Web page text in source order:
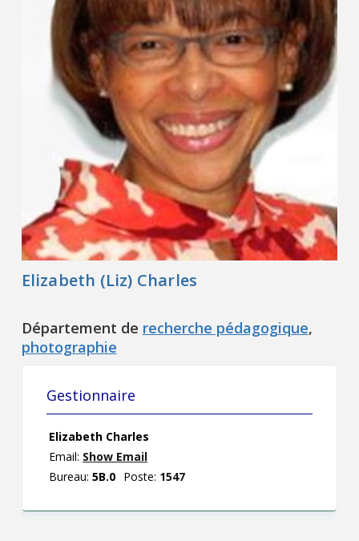
Elizabeth (Liz) Charles
Département de recherche pédagogique,
photographie
Gestionnaire
Elizabeth Charles
Email: Show Email
Bureau: 5B.0 Poste: 1547
Outils
Liens
Menu principal
Qui vous êtes